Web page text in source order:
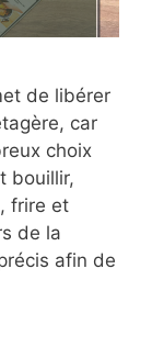
de libérer
car
choix
bouillir,
frire et
de la
afin de